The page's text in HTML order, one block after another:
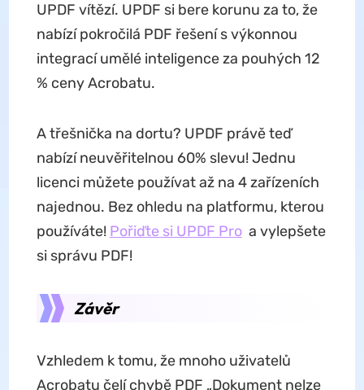
UPDF vítězí. UPDF si bere korunu za to, že
nabízí pokročilá PDF řešení s výkonnou
integrací umělé inteligence za pouhých 12
% ceny Acrobatu.
A třešnička na dortu? UPDF právě teď
nabízí neuvěřitelnou 60% slevu! Jednu
licenci můžete používat až na 4 zařízeních
najednou. Bez ohledu na platformu, kterou
používáte! Pořiďte si UPDF Proa vylepšete
si správu PDF!
Závěr
Vzhledem k tomu, že mnoho uživatelů
Acrobatu čelí chybě PDF „Dokument nelze